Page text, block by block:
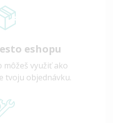
eshopu
využiť ako
tvoju objednávku.